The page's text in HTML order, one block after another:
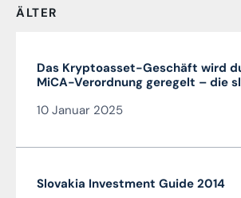
ÄLTER
Das Kryptoasset-Geschäft wird
MiCA-Verordnung geregelt – die
der gesamten EU gültig
10 Januar 2025
Slovakia Investment Guide 2014